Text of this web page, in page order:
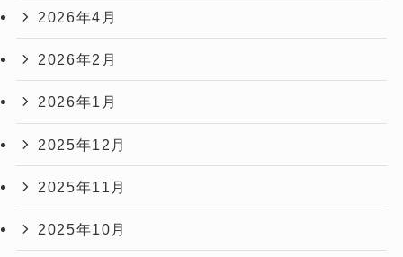
2026年4月
2026年2月
2026年1月
2025年12月
2025年11月
2025年10月